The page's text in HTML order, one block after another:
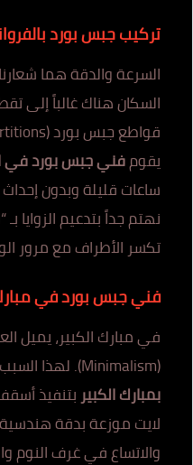
تركيب جبس بورد
السرعة والدقة هما
السكان هناك غالباً إلى
يقومفني جبس بورد في
ساعات قليلة وبدون
تكسر الأطراف مع مرور
فني جبس بورد في
في مبارك الكبير، يميل
(Minimalism). لهذا السبب، نقوم في
بمبارك الكبيربتنفيذ
لايت موزعة بدقة
والاتساع في غرف النوم